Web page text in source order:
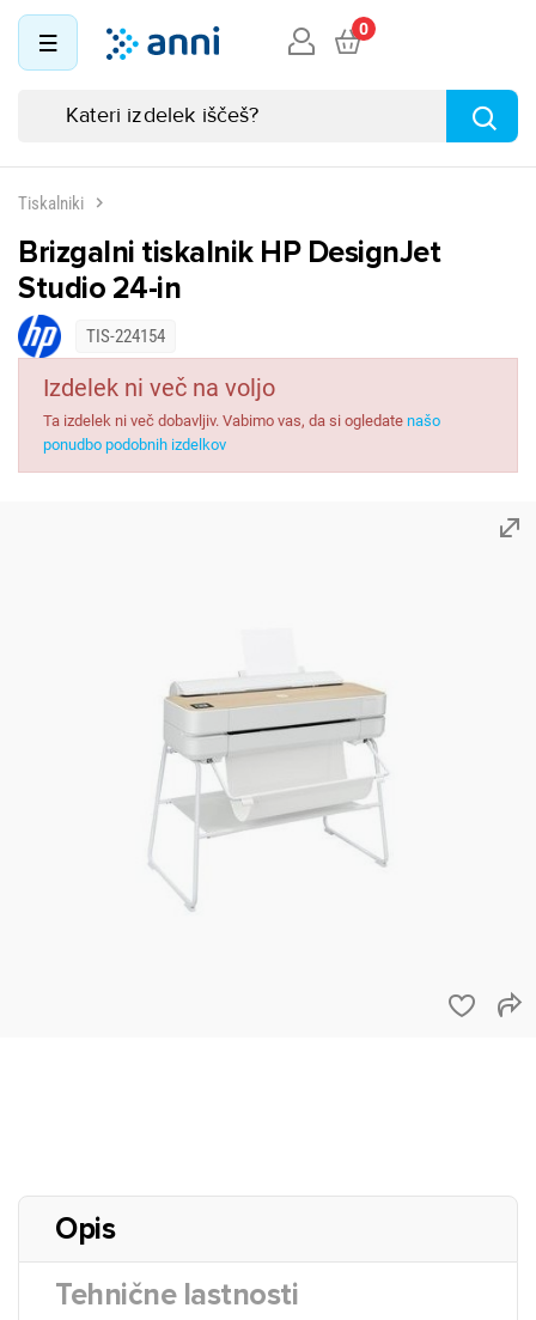
0
Tiskalniki
Brizgalni tiskalnik HP DesignJet
Studio 24-in
TIS-224154
Izdelek ni več na voljo
Ta izdelek ni več dobavljiv. Vabimo vas, da si ogledate našo
ponudbo podobnih izdelkov
Opis
Tehnične lastnosti